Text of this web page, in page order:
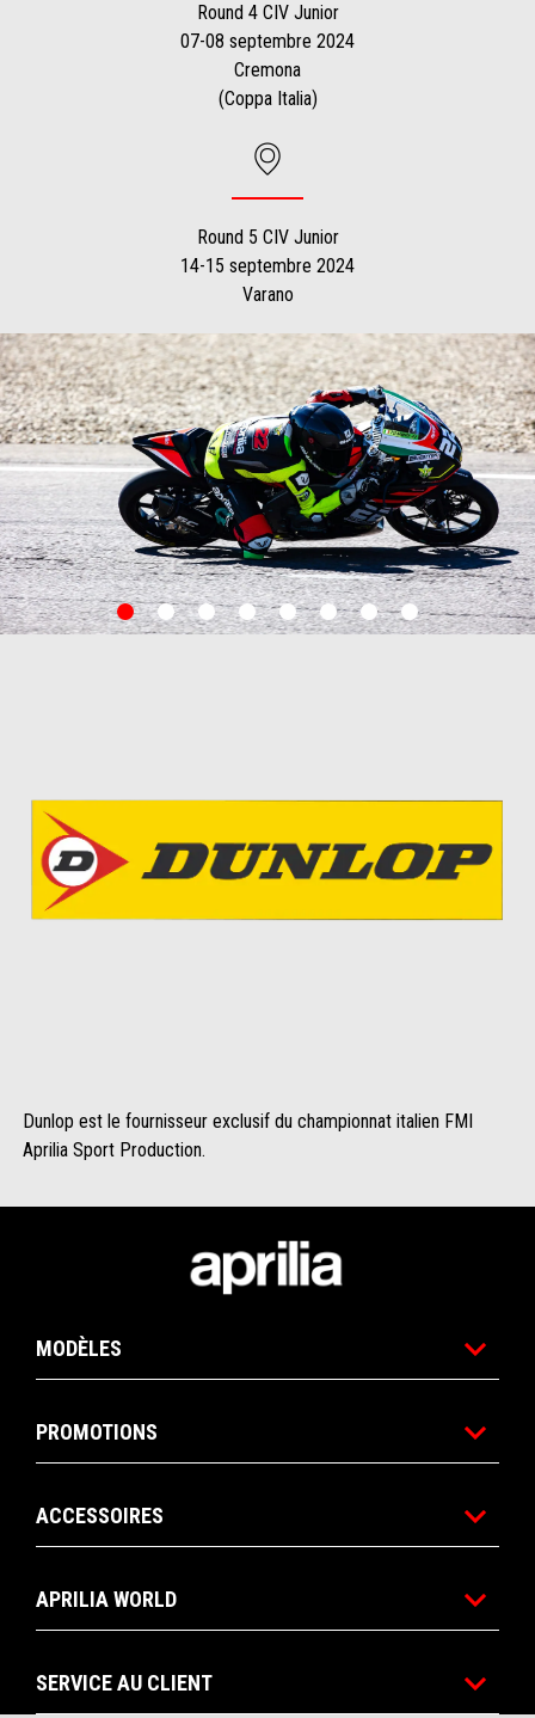
Round 4 CIV Junior
07-08 septembre 2024
Cremona
(Coppa Italia)
Round 5 CIV Junior
14-15 septembre 2024
Varano
item
0
item
1
item
2
item
3
item
4
item
5
item
6
item
7
Item
Item
Dunlop est le fournisseur exclusif du championnat italien FMI
Aprilia Sport Production.
MODÈLES
PROMOTIONS
ACCESSOIRES
APRILIA WORLD
SERVICE AU CLIENT